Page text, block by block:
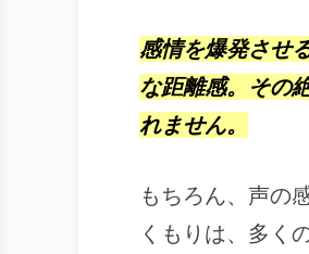
感情を爆発させ
な距離感。その
れません。
もちろん、声の
くもりは、多く